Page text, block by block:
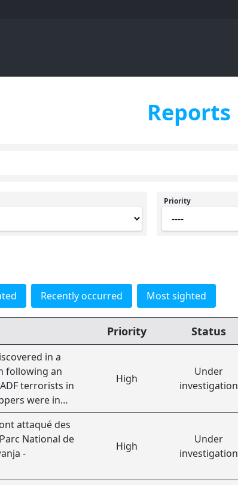
Reports
Priority
Recently occurred Most sighted
Priority Status
in a
following an
terrorists in
were in
High
Under
investigation
attaqué des
National de
-
High
Under
investigation